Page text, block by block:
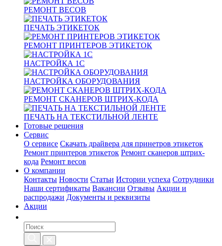
РЕМОНТ ВЕСОВ
ПЕЧАТЬ ЭТИКЕТОК
РЕМОНТ ПРИНТЕРОВ ЭТИКЕТОК
НАСТРОЙКА 1С
НАСТРОЙКА ОБОРУДОВАНИЯ
РЕМОНТ СКАНЕРОВ ШТРИХ-КОДА
ПЕЧАТЬ НА ТЕКСТИЛЬНОЙ ЛЕНТЕ
Готовые решения
Сервис
О сервисе Скачать драйвера для принетров этикеток
Ремонт принтеров этикеток Ремонт сканеров штрих-
кода Ремонт весов
О компании
Контакты Новости Статьи Истории успеха Сотрудники
Наши сертификаты Вакансии Отзывы Акции и
распродажи Документы и реквизиты
Акции